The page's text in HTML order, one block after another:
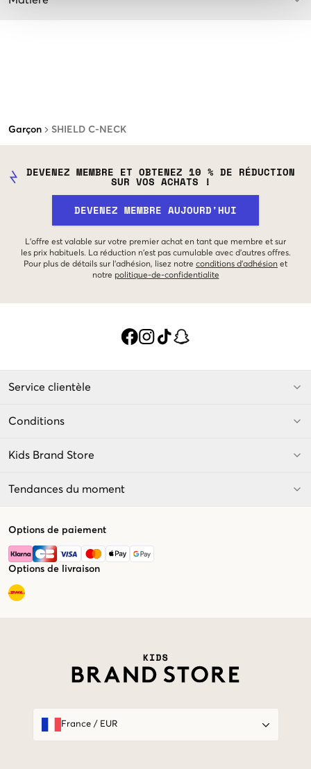
Garçon SHIELD C-NECK
DEVENEZ MEMBRE ET OBTENEZ 10 % DE RÉDUCTION
SUR VOS ACHATS !
DEVENEZ MEMBRE AUJOURD'HUI
L'offre est valable sur votre premier achat en tant que membre et sur
les prix habituels. La réduction n'est pas cumulable avec d'autres offres.
Pour plus de détails sur l'adhésion, lisez notre conditions d'adhésion et
notre politique-de-confidentialite
Service clientèle
Conditions
Kids Brand Store
Tendances du moment
Options de paiement
Options de livraison
France/ EUR